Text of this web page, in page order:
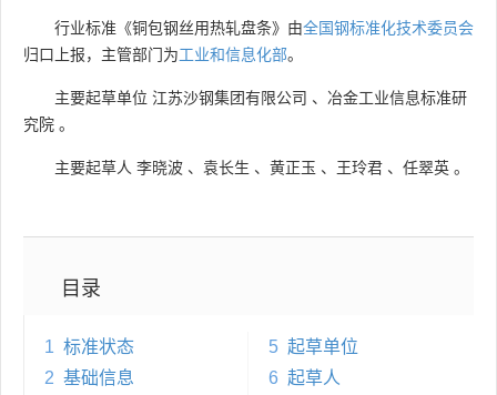
国外标准 技术委员会
行业标准《铜包钢丝用热轧盘条》由全国钢标准化技术委员会
归口上报，主管部门为工业和信息化部。
主要起草单位 江苏沙钢集团有限公司 、 冶金工业信息标准研
究院 。
主要起草人 李晓波 、 袁长生 、 黄正玉 、 王玲君 、 任翠英 。
目录
1 标准状态
2 基础信息
5 起草单位
6 起草人